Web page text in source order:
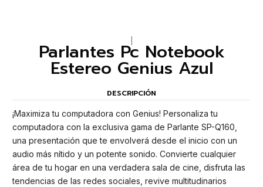
Parlantes Pc Notebook
Estereo Genius Azul
DESCRIPCIÓN
¡Maximiza tu computadora con Genius! Personaliza tu
computadora con la exclusiva gama de Parlante SP-Q160,
una presentación que te envolverá desde el inicio con un
audio más nítido y un potente sonido. Convierte cualquier
área de tu hogar en una verdadera sala de cine, disfruta las
tendencias de las redes sociales, revive multitudinarios